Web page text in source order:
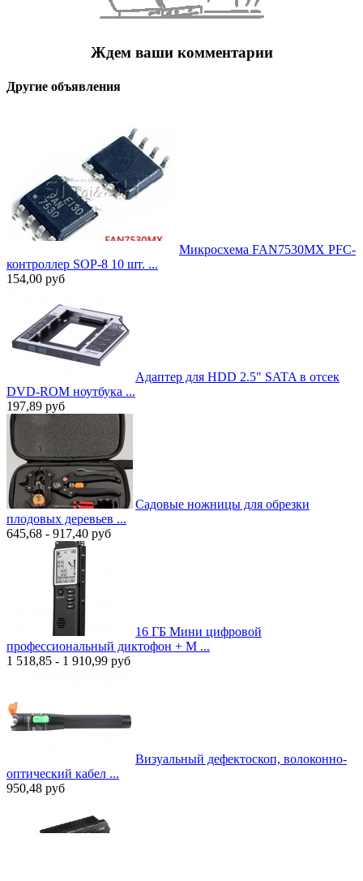
Ждем ваши комментарии
Другие объявления
Микросхема FAN7530MX PFC-
контроллер SOP-8 10 шт. ...
154,00 руб
Адаптер для HDD 2.5" SATA в отсек
DVD-ROM ноутбука ...
197,89 руб
Садовые ножницы для обрезки
плодовых деревьев ...
645,68 - 917,40 руб
16 ГБ Мини цифровой
профессиональный диктофон + M ...
1 518,85 - 1 910,99 руб
Визуальный дефектоскоп, волоконно-
оптический кабел ...
950,48 руб